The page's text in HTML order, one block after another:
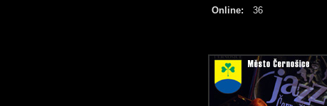
Online: 36